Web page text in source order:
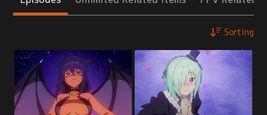
Sorting